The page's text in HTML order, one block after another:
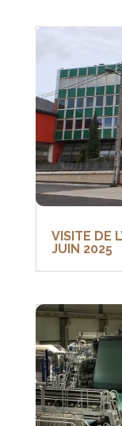
VISITE DE
JUIN 2025